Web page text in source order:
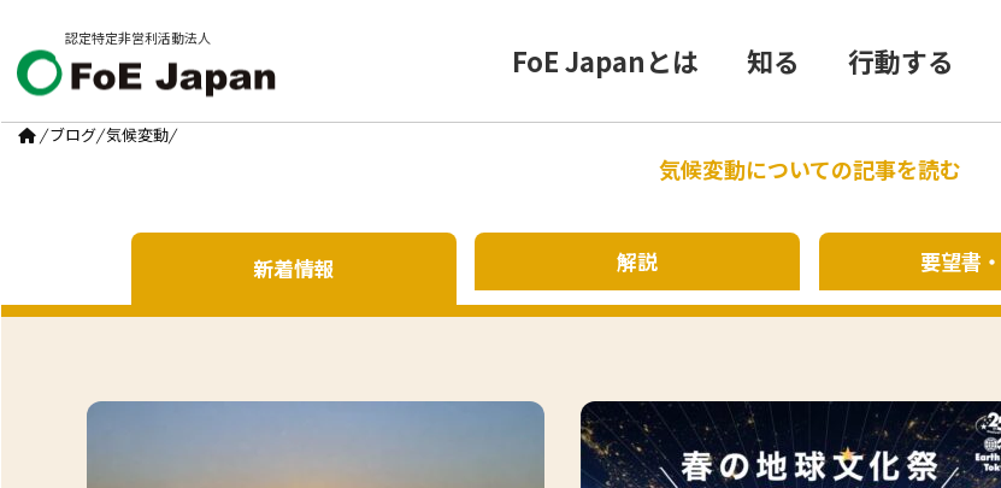
認定特定非営利活動法人
FoE Japanとは 知る 行動する
/ ブログ/気候変動/
気候変動についての記事を読む
新着情報 解説 要望書